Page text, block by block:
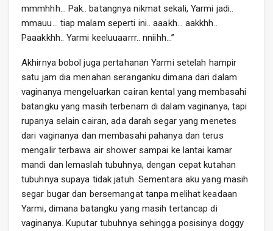
mmmhhh… Pak.. batangnya nikmat sekali, Yarmi jadi..
mmauu… tiap malam seperti ini.. aaakh… aakkhh..
Paaakkhh.. Yarmi keeluuaarrr.. nniihh…”
Akhirnya bobol juga pertahanan Yarmi setelah hampir
satu jam dia menahan seranganku dimana dari dalam
vaginanya mengeluarkan cairan kental yang membasahi
batangku yang masih terbenam di dalam vaginanya, tapi
rupanya selain cairan, ada darah segar yang menetes
dari vaginanya dan membasahi pahanya dan terus
mengalir terbawa air shower sampai ke lantai kamar
mandi dan lemaslah tubuhnya, dengan cepat kutahan
tubuhnya supaya tidak jatuh. Sementara aku yang masih
segar bugar dan bersemangat tanpa melihat keadaan
Yarmi, dimana batangku yang masih tertancap di
vaginanya. Kuputar tubuhnya sehingga posisinya doggy